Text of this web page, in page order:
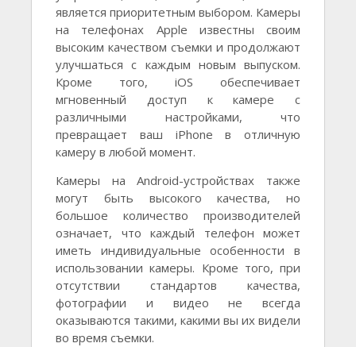
является приоритетным выбором. Камеры
на телефонах Apple известны своим
высоким качеством съемки и продолжают
улучшаться с каждым новым выпуском.
Кроме того, iOS обеспечивает
мгновенный доступ к камере с
различными настройками, что
превращает ваш iPhone в отличную
камеру в любой момент.
Камеры на Android-устройствах также
могут быть высокого качества, но
большое количество производителей
означает, что каждый телефон может
иметь индивидуальные особенности в
использовании камеры. Кроме того, при
отсутствии стандартов качества,
фотографии и видео не всегда
оказываются такими, какими вы их видели
во время съемки.